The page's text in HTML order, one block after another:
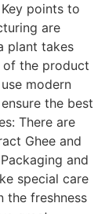
points to
are
plant takes
of the product
modern
the best
There are
Ghee and
and
special care
the freshness